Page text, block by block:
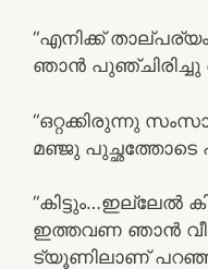
“എനിക്ക്
ഞാൻ
“ഒറ്റക്കിരുന്നു
മഞ്ജു
“കിട്ടും…ഇല്ലേൽ
ഇത്തവണ ഞാൻ
ട്യൂണിലാണ്